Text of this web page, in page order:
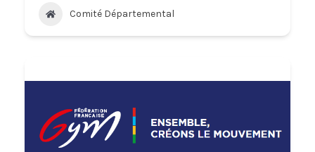
Comité Départemental